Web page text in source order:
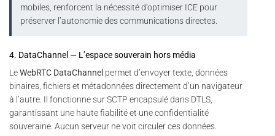
mobiles, renforcent la nécessité d’optimiser ICE pour
préserver l’autonomie des communications directes.
4. DataChannel — L’espace souverain hors média
LeWebRTC DataChannel permet d’envoyer texte, données
binaires, fichiers et métadonnées directement d’un navigateur
à l’autre. Il fonctionne sur SCTP encapsulé dans DTLS,
garantissant une haute fiabilité et une confidentialité
souveraine. Aucun serveur ne voit circuler ces données.